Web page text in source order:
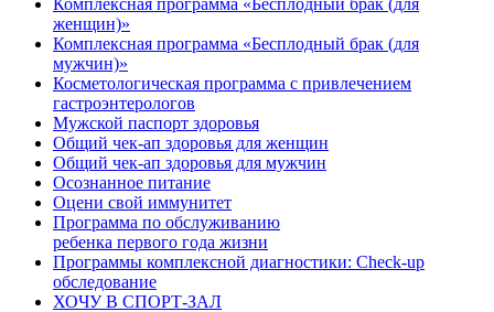
Комплексная программа «Бесплодный брак (для
женщин)»
Комплексная программа «Бесплодный брак (для
мужчин)»
Косметологическая программа с привлечением
гастроэнтерологов
Мужской паспорт здоровья
Общий чек-ап здоровья для женщин
Общий чек-ап здоровья для мужчин
Осознанное питание
Оцени свой иммунитет
Программа по обслуживанию
ребенка первого года жизни
Программы комплексной диагностики: Check-up
обследование
ХОЧУ В CПОРТ-ЗАЛ